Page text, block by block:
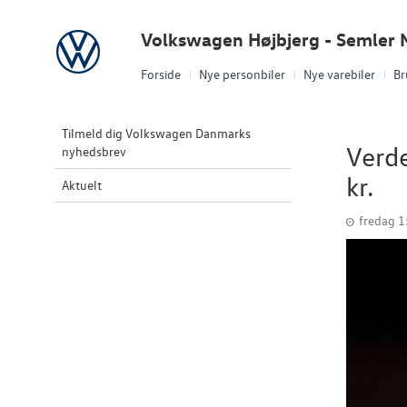
Forside Nye personbiler Nye varebiler
Volkswagen Volkswagen Højbjerg - Semler
Tilmeld dig Volkswagen Danmarks
nyhedsbrev
Aktuelt
kr.
fredag